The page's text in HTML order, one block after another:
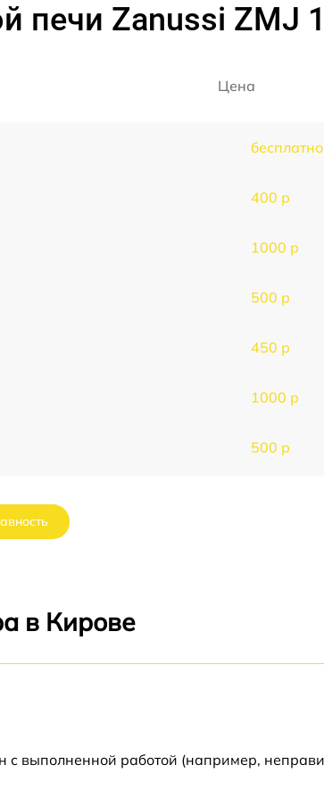
печи Zanussi ZMJ
Цена
бесплатно
400 р
1000 р
500 р
450 р
1000 р
500 р
в Кирове
с выполненной работой (например,